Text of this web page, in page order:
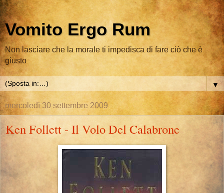
Vomito Ergo Rum
Non lasciare che la morale ti impedisca di fare ciò che è
giusto
▼
mercoledì 30 settembre 2009
Ken Follett - Il Volo Del Calabrone